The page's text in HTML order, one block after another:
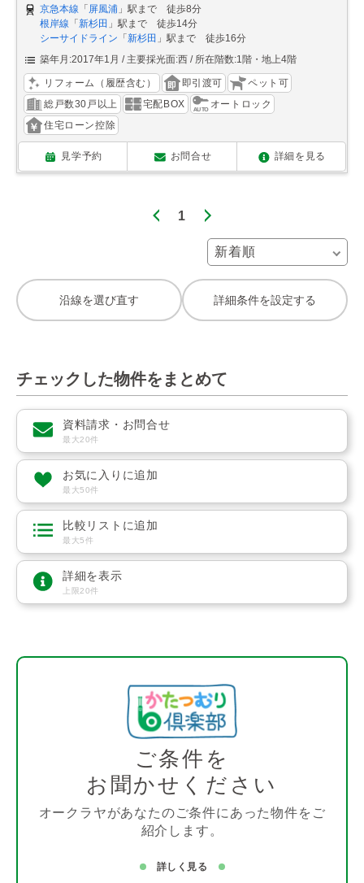
京急本線 「 屏風浦 」駅まで 徒歩8分
根岸線 「 新杉田 」駅まで 徒歩14分
シーサイドライン 「 新杉田 」駅まで 徒歩16分
築年月:2017年1月
主要採光面:西 所在階数:1階・地上4階
リフォーム（履歴含む） 即引渡可
ペット可
総戸数30戸以上
宅配BOX
オートロック
住宅ローン控除
見学予約 お問合せ 詳細を見る
1
沿線を選び直す 詳細条件を設定する
チェックした物件をまとめて
資料請求・お問合せ
最大20件
お気に入りに追加
最大50件
比較リストに追加
最大5件
詳細を表示
上限20件
ご条件を
お聞かせください
オークラヤがあなたのご条件にあった物件をご
紹介します。
詳しく見る